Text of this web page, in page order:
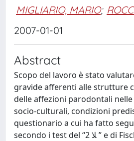
MIGLIARIO, MARIO;
2007-01-01
Abstract
Scopo del lavoro è stato
gravide afferenti alle strutture
delle affezioni parodontali
socio-culturali, condizioni
questionario a cui ha fatto
secondo i test del “ﻼ 2 ” e di Fischer (valori significativi p< 0,05 ed altamente significativi p< 0,005). La scarsa informazione